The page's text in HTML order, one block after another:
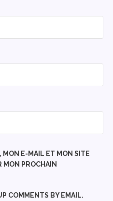
MON E-MAIL ET MON SITE
MON PROCHAIN
COMMENTS BY EMAIL.